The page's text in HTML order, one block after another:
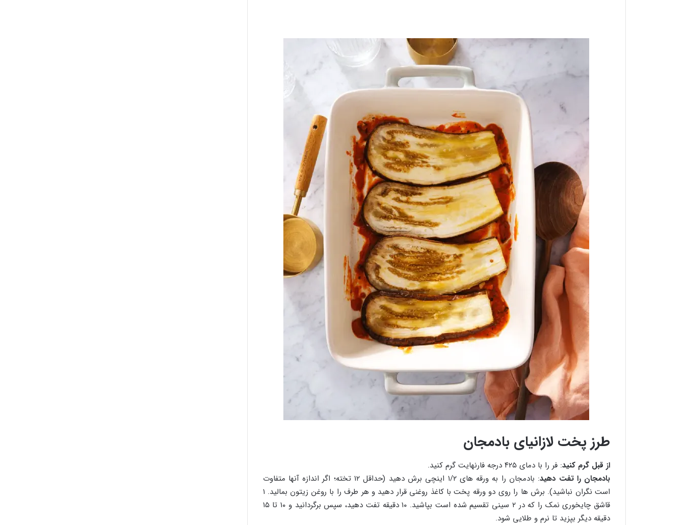
طرز پخت لازانیای بادمجان
از قبل گرم کنید: فر را با دمای ۴۲۵ درجه فارنهایت گرم کنید.
بادمجان را تفت دهید
: بادمجان را به ورقه های ۱/۲ اینچی برش دهید (حداقل ۱۲ تخته؛ اگر اندازه آنها متفاوت
است نگران نباشید). برش ها را روی دو ورقه پخت با کاغذ روغنی قرار دهید و هر طرف را با روغن زیتون بمالید. ۱
قاشق چایخوری نمک را که در ۲ سینی تقسیم شده است بپاشید. ۱۰ دقیقه تفت دهید، سپس برگردانید و ۱۰ تا ۱۵
دقیقه دیگر بپزید تا نرم و طلایی شود.